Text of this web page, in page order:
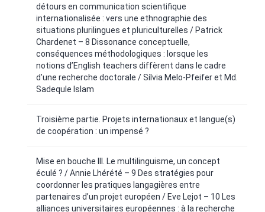
détours en communication scientifique
internationalisée : vers une ethnographie des
situations plurilingues et pluriculturelles / Patrick
Chardenet – 8 Dissonance conceptuelle,
conséquences méthodologiques : lorsque les
notions d’English teachers diffèrent dans le cadre
d’une recherche doctorale / Sílvia Melo-Pfeifer et Md.
Sadequle Islam
Troisième partie. Projets internationaux et langue(s)
de coopération : un impensé ?
Mise en bouche III. Le multilinguisme, un concept
éculé ? / Annie Lhérété – 9 Des stratégies pour
coordonner les pratiques langagières entre
partenaires d’un projet européen / Eve Lejot – 10 Les
alliances universitaires européennes : à la recherche